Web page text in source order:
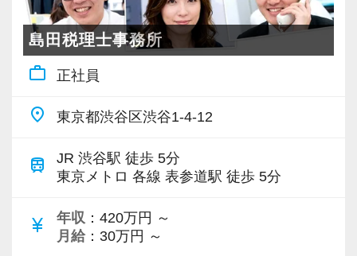
さい！
【ご紹介が多い安定企業でお客様から一番に信
頼される税務のプロを目指せます】
私達は「税務のプロフェッショナルとしてお客
様に寄り添う」ことが一つの使命です。
お客様から「こうしたい」という理想をいただ
きく力を発揮できる存在でありたいと考えてい
ます。ご紹介案件が7割を超えているのも、そう
でキャリアアップをしませんか？
【対象業種100種以上！節税・融資・税務調査に
強い税理士法人です】
創業以来17年連続増収増益、顧問先数2500以
上、全国6拠点で安定的に成長中です。
お客様に事務所までご来社いただく来所型サー
ビスで、中小企業の経営を幅広くサポートして
専門Webサイトを10サイト以上運営しており、
島田税理士事務所
work_outline 正社員
place 東京都渋谷区渋谷1-4-12
train
JR 渋谷駅 徒歩 5分
東京メトロ 各線 表参道駅 徒歩 5分
currency_yen 年収 ：420万円 ～
月給 ：30万円 ～